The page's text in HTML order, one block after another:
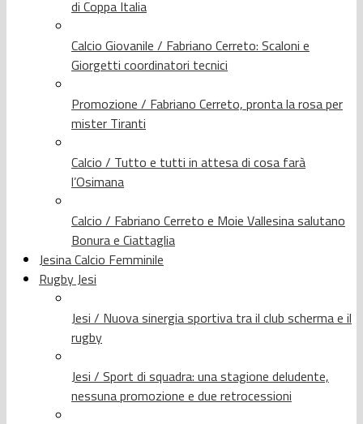
di Coppa Italia
Calcio Giovanile / Fabriano Cerreto: Scaloni e
Giorgetti coordinatori tecnici
Promozione / Fabriano Cerreto, pronta la rosa per
mister Tiranti
Calcio / Tutto e tutti in attesa di cosa farà
l’Osimana
Calcio / Fabriano Cerreto e Moie Vallesina salutano
Bonura e Ciattaglia
Jesina Calcio Femminile
Rugby Jesi
Jesi / Nuova sinergia sportiva tra il club scherma e il
rugby
Jesi / Sport di squadra: una stagione deludente,
nessuna promozione e due retrocessioni